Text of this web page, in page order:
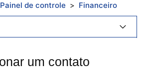
Painel de controle Financeiro
um contato